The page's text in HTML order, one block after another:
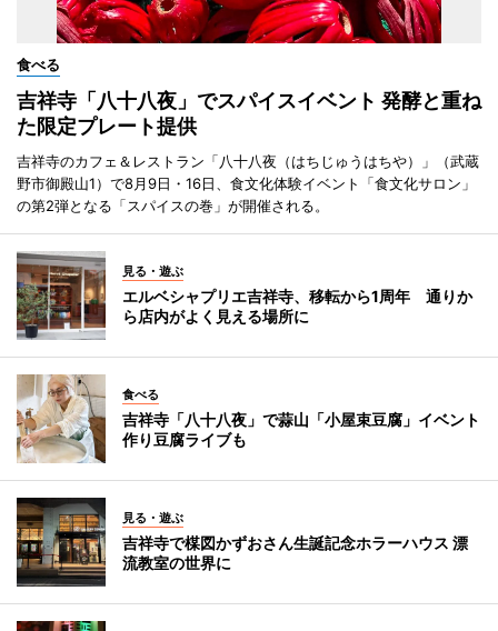
食べる
吉祥寺「八十八夜」でスパイスイベント 発酵と重ね
た限定プレート提供
吉祥寺のカフェ＆レストラン「八十八夜（はちじゅうはちや）」（武蔵
野市御殿山1）で8月9日・16日、食文化体験イベント「食文化サロン」
の第2弾となる「スパイスの巻」が開催される。
見る・遊ぶ
エルベシャプリエ吉祥寺、移転から1周年 通りか
ら店内がよく見える場所に
食べる
吉祥寺「八十八夜」で蒜山「小屋束豆腐」イベント
作り豆腐ライブも
見る・遊ぶ
吉祥寺で楳図かずおさん生誕記念ホラーハウス 漂
流教室の世界に